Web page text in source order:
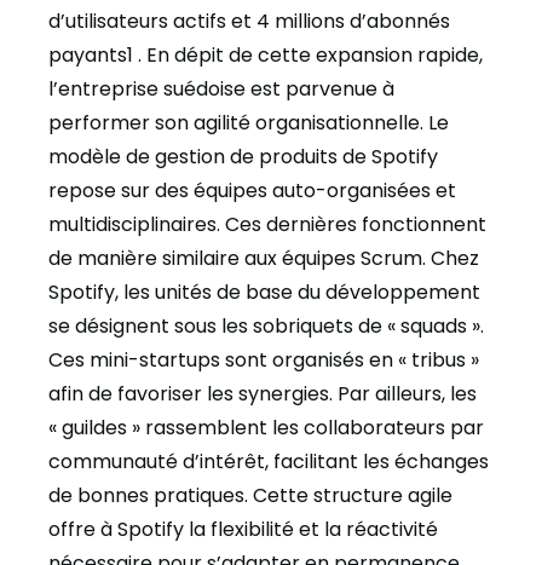
d’utilisateurs actifs et 4 millions d’abonnés
payants1 . En dépit de cette expansion rapide,
l’entreprise suédoise est parvenue à
performer son agilité organisationnelle. Le
modèle de gestion de produits de Spotify
repose sur des équipes auto-organisées et
multidisciplinaires. Ces dernières fonctionnent
de manière similaire aux équipes Scrum. Chez
Spotify, les unités de base du développement
se désignent sous les sobriquets de « squads ».
Ces mini-startups sont organisés en « tribus »
afin de favoriser les synergies. Par ailleurs, les
« guildes » rassemblent les collaborateurs par
communauté d’intérêt, facilitant les échanges
de bonnes pratiques. Cette structure agile
offre à Spotify la flexibilité et la réactivité